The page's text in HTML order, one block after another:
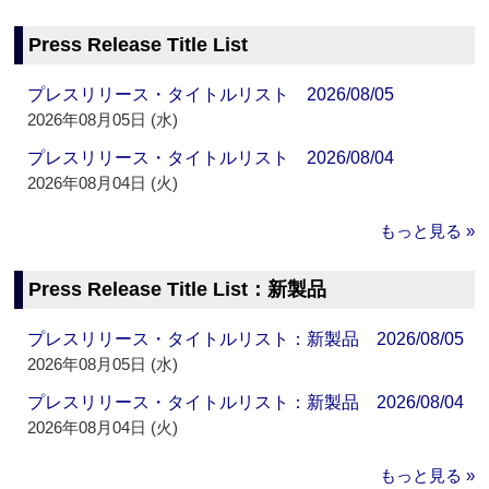
Press Release Title List
プレスリリース・タイトルリスト 2026/08/05
2026年08月05日 (水)
プレスリリース・タイトルリスト 2026/08/04
2026年08月04日 (火)
もっと見る »
Press Release Title List：新製品
プレスリリース・タイトルリスト：新製品 2026/08/05
2026年08月05日 (水)
プレスリリース・タイトルリスト：新製品 2026/08/04
2026年08月04日 (火)
もっと見る »